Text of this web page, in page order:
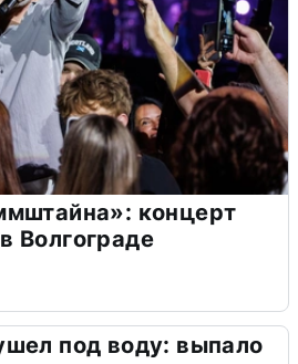
концерт
Волгограде
под воду: выпало